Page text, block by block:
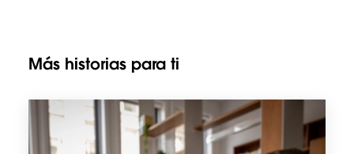
Más historias para ti